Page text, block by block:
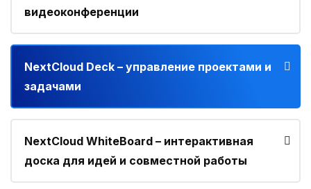
видеоконференции
NextCloud Deck – управление проектами и
задачами
NextCloud WhiteBoard – интерактивная
доска для идей и совместной работы